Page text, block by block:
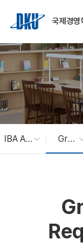
국제경영
IBA Academics Graduation Requirements